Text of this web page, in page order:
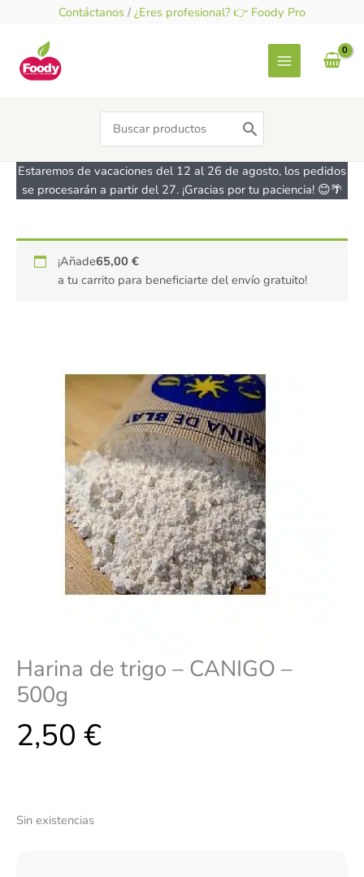
contenido
Contáctanos / ¿Eres profesional? 👉 Foody Pro
Search
for:
Estaremos de vacaciones del 12 al 26 de agosto, los pedidos
se procesarán a partir del 27. ¡Gracias por tu paciencia! 😊🌴
¡Añade65,00€
a tu carrito para beneficiarte del envío gratuito!
Harina de trigo – CANIGO –
500g
2,50 €
Sin existencias